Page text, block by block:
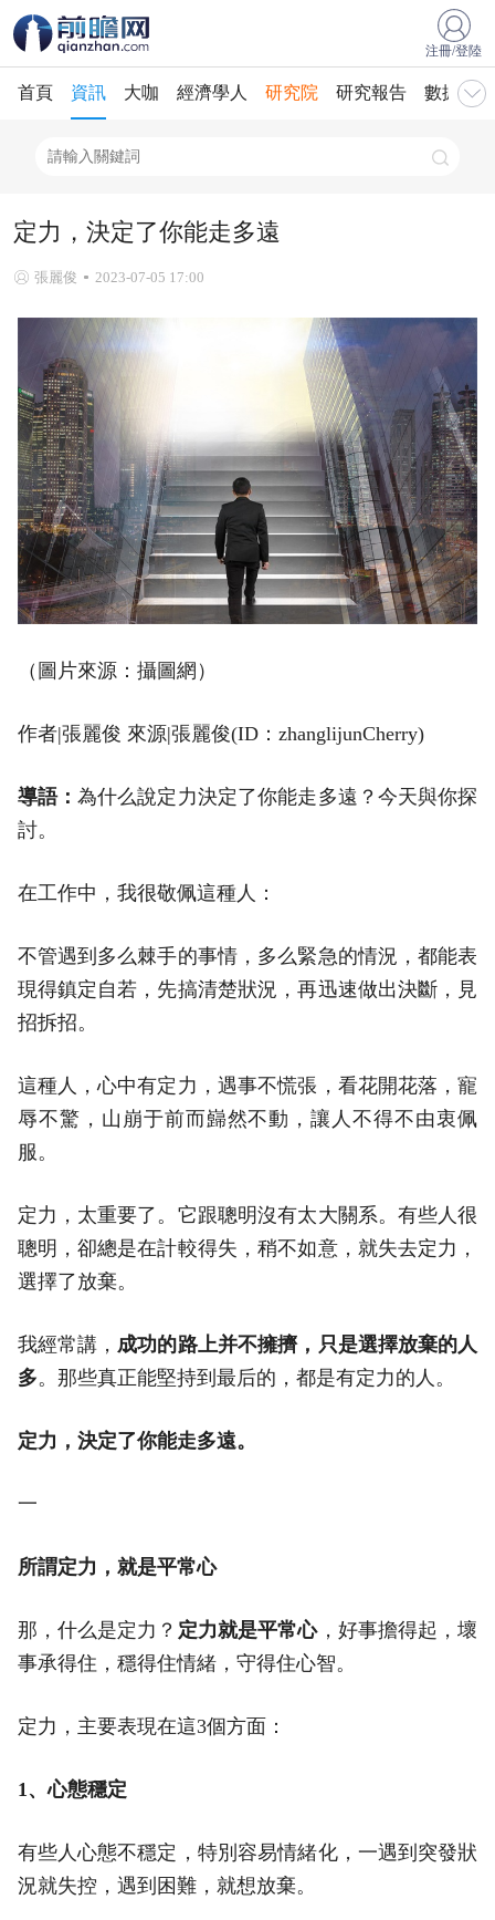
注冊/登陸
首頁 資訊 大咖 經濟學人 研究院 研究報告 數據庫
定力，決定了你能走多遠
張麗俊 2023-07-05 17:00
（圖片來源：攝圖網）
作者|張麗俊 來源|張麗俊(ID：zhanglijunCherry)
導語： 為什么說定力決定了你能走多遠？今天與你探
討。
在工作中，我很敬佩這種人：
不管遇到多么棘手的事情，多么緊急的情況，都能表
現得鎮定自若，先搞清楚狀況，再迅速做出決斷，見
招拆招。
這種人，心中有定力，遇事不慌張，看花開花落，寵
辱不驚，山崩于前而巋然不動，讓人不得不由衷佩
服。
定力，太重要了。它跟聰明沒有太大關系。有些人很
聰明，卻總是在計較得失，稍不如意，就失去定力，
選擇了放棄。
我經常講， 成功的路上并不擁擠，只是選擇放棄的人
多。那些真正能堅持到最后的，都是有定力的人。
定力，決定了你能走多遠。
一
所謂定力，就是平常心
那，什么是定力？ 定力就是平常心，好事擔得起，壞
事承得住，穩得住情緒，守得住心智。
定力，主要表現在這3個方面：
1、心態穩定
有些人心態不穩定，特別容易情緒化，一遇到突發狀
況就失控，遇到困難，就想放棄。